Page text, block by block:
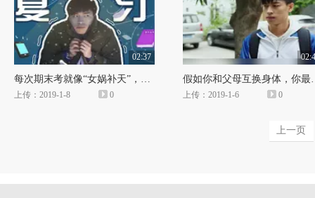
02:37
每次期末考就像“女娲补天”，企图一晚上复习一个学期的课程！
上传：2019-1-8 0
假如你和父
上传：2019-1-6 0
上一页